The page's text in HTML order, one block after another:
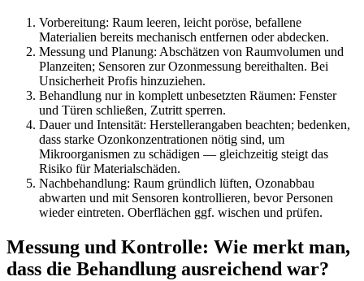
Vorbereitung: Raum leeren, leicht poröse, befallene
Materialien bereits mechanisch entfernen oder abdecken.
Messung und Planung: Abschätzen von Raumvolumen und
Planzeiten; Sensoren zur Ozonmessung bereithalten. Bei
Unsicherheit Profis hinzuziehen.
Behandlung nur in komplett unbesetzten Räumen: Fenster
und Türen schließen, Zutritt sperren.
Dauer und Intensität: Herstellerangaben beachten; bedenken,
dass starke Ozonkonzentrationen nötig sind, um
Mikroorganismen zu schädigen — gleichzeitig steigt das
Risiko für Materialschäden.
Nachbehandlung: Raum gründlich lüften, Ozonabbau
abwarten und mit Sensoren kontrollieren, bevor Personen
wieder eintreten. Oberflächen ggf. wischen und prüfen.
Messung und Kontrolle: Wie merkt man,
dass die Behandlung ausreichend war?